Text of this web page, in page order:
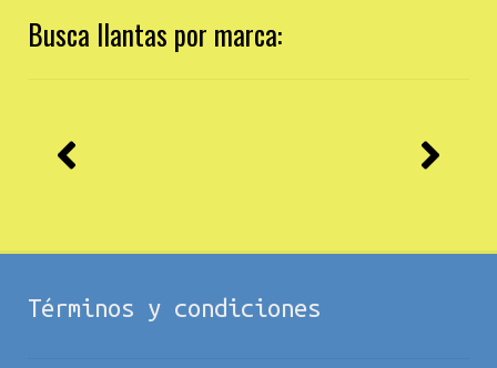
Busca llantas por marca:
Términos y condiciones